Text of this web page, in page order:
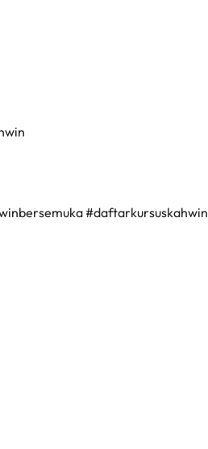
#daftarkursuskahwin